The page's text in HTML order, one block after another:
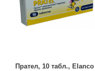
Прател, 10 табл., Elanco